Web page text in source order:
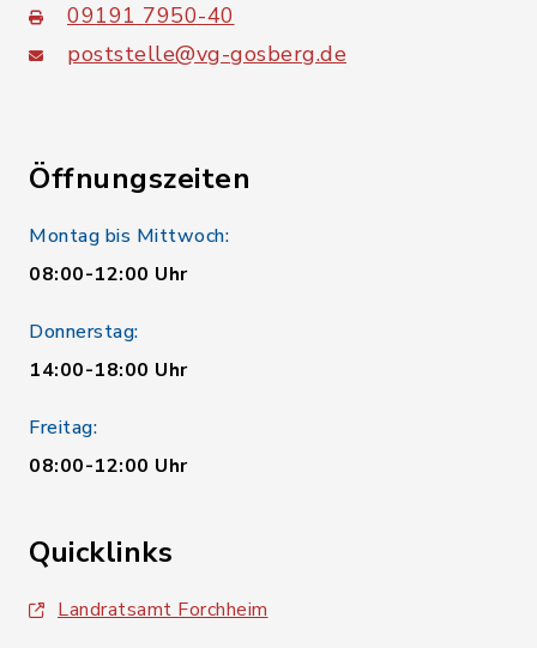
09191 7950-40
poststelle@vg-gosberg.de
Öffnungszeiten
Montag bis Mittwoch:
08:00-12:00 Uhr
Donnerstag:
14:00-18:00 Uhr
Freitag:
08:00-12:00 Uhr
Quicklinks
Landratsamt Forchheim